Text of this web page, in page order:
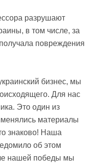
разрушают
в том числе, за
повреждения
бизнес, мы
Для нас
Это один из
материалы
знаково! Наша
об этом
нашей победы мы